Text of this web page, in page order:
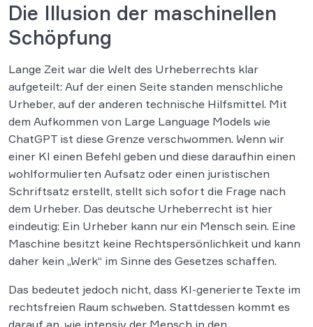
Die Illusion der maschinellen
Schöpfung
Lange Zeit war die Welt des Urheberrechts klar
aufgeteilt: Auf der einen Seite standen menschliche
Urheber, auf der anderen technische Hilfsmittel. Mit
dem Aufkommen von Large Language Models wie
ChatGPT ist diese Grenze verschwommen. Wenn wir
einer KI einen Befehl geben und diese daraufhin einen
wohlformulierten Aufsatz oder einen juristischen
Schriftsatz erstellt, stellt sich sofort die Frage nach
dem Urheber. Das deutsche Urheberrecht ist hier
eindeutig: Ein Urheber kann nur ein Mensch sein. Eine
Maschine besitzt keine Rechtspersönlichkeit und kann
daher kein „Werk“ im Sinne des Gesetzes schaffen.
Das bedeutet jedoch nicht, dass KI-generierte Texte im
rechtsfreien Raum schweben. Stattdessen kommt es
darauf an, wie intensiv der Mensch in den